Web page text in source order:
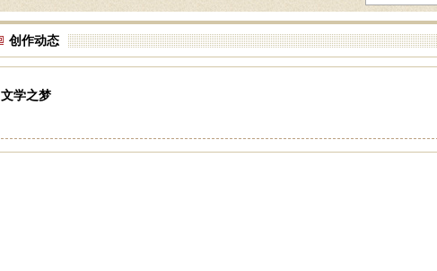
创作动态
文学之梦